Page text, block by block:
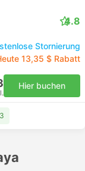
4.8
Stornierung
13,35 $ Rabatt
Hier buchen